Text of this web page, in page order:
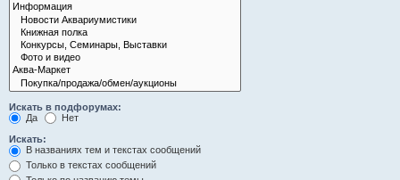
Искать в подфорумах:
Да
Нет
Искать:
В названиях тем и текстах сообщений
Только в текстах сообщений